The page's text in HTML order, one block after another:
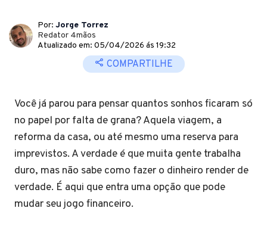
Por: Jorge Torrez
Redator 4mãos
Atualizado em: 05/04/2026 ás 19:32
COMPARTILHE
Você já parou para pensar quantos sonhos ficaram só
no papel por falta de grana? Aquela viagem, a
reforma da casa, ou até mesmo uma reserva para
imprevistos. A verdade é que muita gente trabalha
duro, mas não sabe como fazer o dinheiro render de
verdade. É aqui que entra uma opção que pode
mudar seu jogo financeiro.